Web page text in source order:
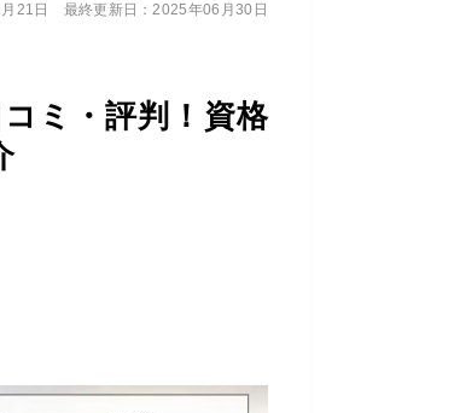
ミ・評判！資格
21日 最終更新日：2025年06月30日